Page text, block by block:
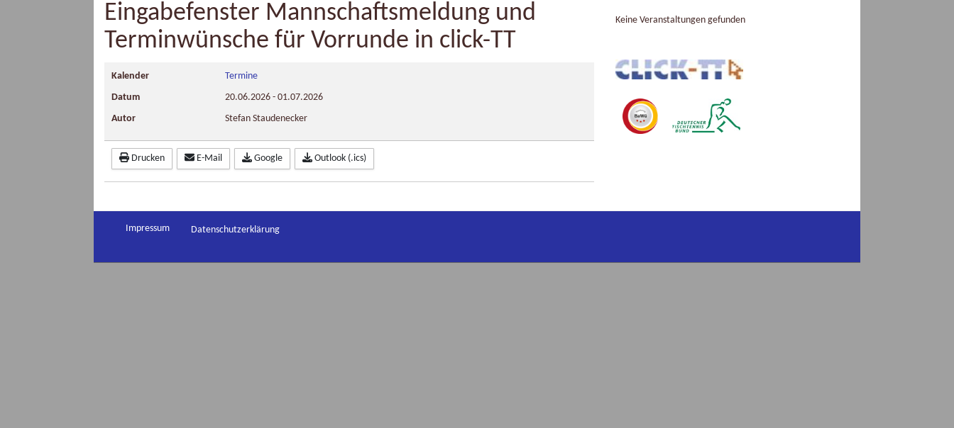
Eingabefenster Mannschaftsmeldung und
Terminwünsche für Vorrunde in click-TT
Kalender
Termine
Datum
20.06.2026 - 01.07.2026
Autor
Stefan Staudenecker
Drucken E-Mail Google Outlook (.ics)
Keine Veranstaltungen gefunden
Impressum Datenschutzerklärung